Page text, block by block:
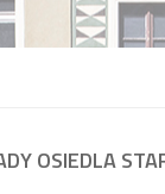
OSIEDLA